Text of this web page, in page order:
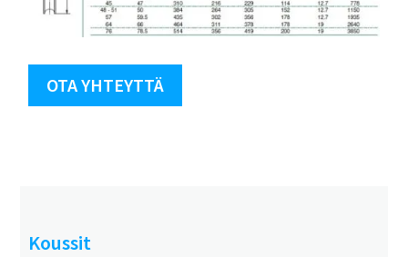
OTA YHTEYTTÄ
Koussit